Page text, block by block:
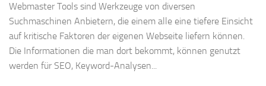
Webmaster Tools sind Werkzeuge von diversen
Suchmaschinen Anbietern, die einem alle eine tiefere Einsicht
auf kritische Faktoren der eigenen Webseite liefern können.
Die Informationen die man dort bekommt, können genutzt
werden für SEO, Keyword-Analysen...